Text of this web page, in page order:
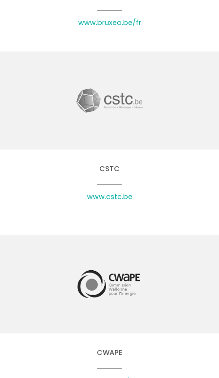
www.bruxeo.be/fr
CSTC
www.cstc.be
CWAPE